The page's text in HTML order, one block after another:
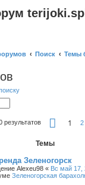
Поиск Темы
результатов
ц
а
1
1 2
Темы
Зеленогорск
Alexeu98 « Вс май 17,
Зеленогорская